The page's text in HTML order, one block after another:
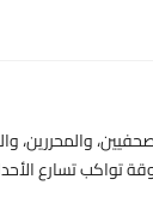
والمحررين،
تسارع